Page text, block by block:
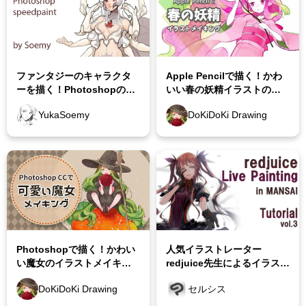
身体の描き方講座
構図と色の塗り方講座
背景の基本とパース講座
空・雲・木・自然の描き方
動物・ケモミミの描き方
ファンタジーのキャラクタ
ーを描く！Photoshopのイ
ラストメイキング
YukaSoemy
Apple Pencilで描く！かわ
いい春の妖精イラストのメ
イキング講座
DoKiDoKi Drawing
Photoshopで描く！かわい
い魔女のイラストメイキン
グ講座
DoKiDoKi Drawing
人気イラストレーター
redjuice先生によるイラスト
上げ〜セルシス